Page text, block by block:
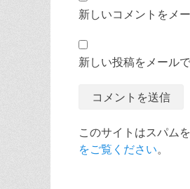
新しいコメントをメ
新しい投稿をメール
このサイトはスパム
をご覧ください。